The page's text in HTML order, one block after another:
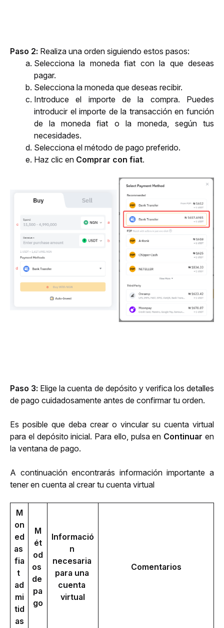
Paso 2: Realiza una orden siguiendo estos pasos:
Selecciona la moneda fiat con la que deseas
pagar.
Selecciona la moneda que deseas recibir.
Introduce el importe de la compra. Puedes
introducir el importe de la transacción en función
de la moneda fiat o la moneda, según tus
necesidades.
Selecciona el método de pago preferido.
Haz clic en Comprar con fiat.
Paso 3: Elige la cuenta de depósito y verifica los detalles
de pago cuidadosamente antes de confirmar tu orden.
Es posible que deba crear o vincular su cuenta virtual
para el depósito inicial. Para ello, pulsa en Continuar en
la ventana de pago.
A continuación encontrarás información importante a
tener en cuenta al crear tu cuenta virtual
M
on
ed
as
fia
t
ad
mi
tid
as
M
ét
od
os
de
pa
go
Informació
n
necesaria
para una
cuenta
virtual
Comentarios